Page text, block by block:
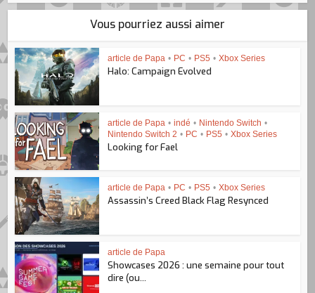
Vous pourriez aussi aimer
article de Papa • PC • PS5 • Xbox Series
Halo: Campaign Evolved
article de Papa • indé • Nintendo Switch •
Nintendo Switch 2 • PC • PS5 • Xbox Series
Looking for Fael
article de Papa • PC • PS5 • Xbox Series
Assassin’s Creed Black Flag Resynced
article de Papa
Showcases 2026 : une semaine pour tout
dire (ou...